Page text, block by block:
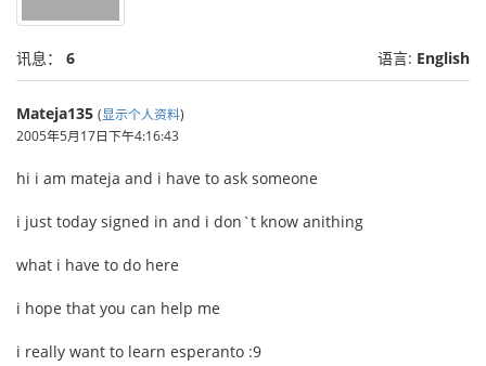
讯息： 6 语言: English
Mateja135 (显示个人资料)
2005年5月17日下午4:16:43
hi i am mateja and i have to ask someone
i just today signed in and i don`t know anithing
what i have to do here
i hope that you can help me
i really want to learn esperanto :9